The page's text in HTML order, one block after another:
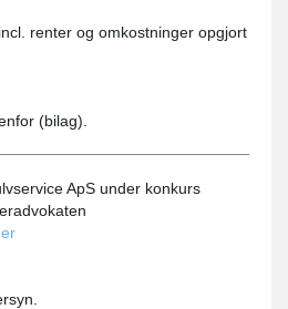
renter og omkostninger opgjort
(bilag).
ApS under konkurs